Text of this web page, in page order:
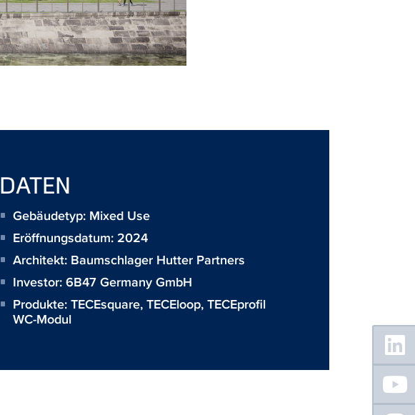
DATEN
Gebäudetyp: Mixed Use
Eröffnungsdatum: 2024
Architekt: Baumschlager Hutter Partners
Investor:6B47 Germany GmbH
Produkte:TECEsquare, TECEloop, TECEprofil
WC-Modul
Floating